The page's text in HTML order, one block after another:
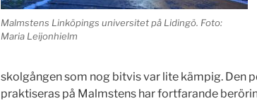
Malmstens Linköpings universitet på Lidingö. Foto:
Maria Leijonhielm
skolgången som nog bitvis var lite kämpig. Den
praktiseras på Malmstens har fortfarande